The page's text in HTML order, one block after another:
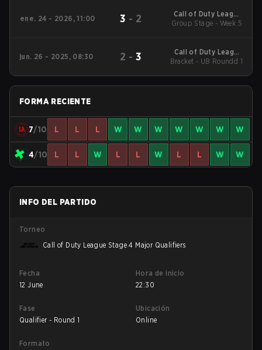
ene. 24 - 2026, 11:00 3 - 2
Call of Duty League
2026 Regular Season
Group Stage - Week 5
jun. 26 - 2025, 08:30 2 -3
Call of Duty League
2025 CDL
Bracket - UB Roundd 1
FORMA RECIENTE
7/10 L L L W W W W W W W
4/10 L L W L L W L L W W
INFO DEL PARTIDO
Torneo
Call of Duty League Stage 4 Major Qualifiers
Fecha
12 June
Hora de inicio
22:30
Fase
Qualifier - Round 1
Ubicación
Online
Formato